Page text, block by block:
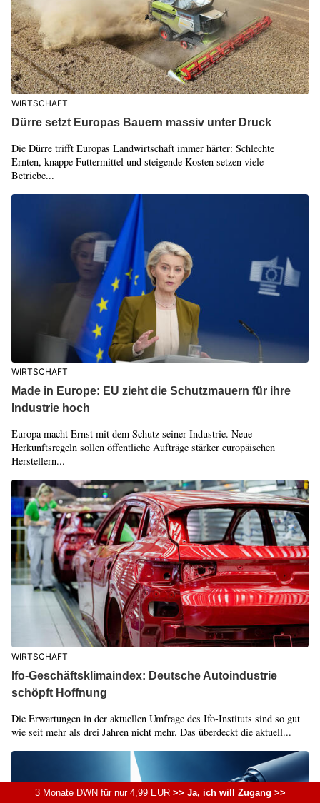
WIRTSCHAFT
Dürre setzt Europas Bauern massiv unter Druck
Die Dürre trifft Europas Landwirtschaft immer härter: Schlechte
Ernten, knappe Futtermittel und steigende Kosten setzen viele
Betriebe...
WIRTSCHAFT
Made in Europe: EU zieht die Schutzmauern für ihre
Industrie hoch
Europa macht Ernst mit dem Schutz seiner Industrie. Neue
Herkunftsregeln sollen öffentliche Aufträge stärker europäischen
Herstellern...
WIRTSCHAFT
Ifo-Geschäftsklimaindex: Deutsche Autoindustrie
schöpft Hoffnung
Die Erwartungen in der aktuellen Umfrage des Ifo-Instituts sind so gut
wie seit mehr als drei Jahren nicht mehr. Das überdeckt die aktuell...
3 Monate DWN für nur 4,99 EUR>> Ja, ich will Zugang >>